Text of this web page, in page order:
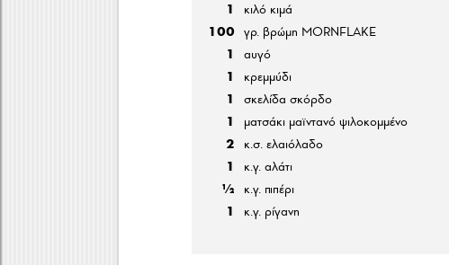
1 κιλό κιμά
100 γρ. βρώμη MORNFLAKE
1 αυγό
1 κρεμμύδι
1 σκελίδα σκόρδο
1 ματσάκι μαϊντανό ψιλοκομμένο
2 κ.σ. ελαιόλαδο
1 κ.γ. αλάτι
½ κ.γ. πιπέρι
1 κ.γ. ρίγανη